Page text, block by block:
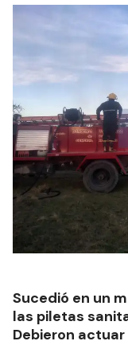
Sucedió en un
las piletas
Debieron